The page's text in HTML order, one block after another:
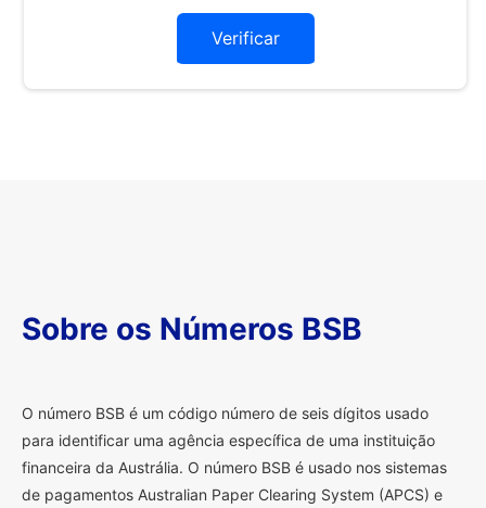
Verificar
Sobre os Números BSB
O número BSB é um código número de seis dígitos usado
para identificar uma agência específica de uma instituição
financeira da Austrália. O número BSB é usado nos sistemas
de pagamentos Australian Paper Clearing System (APCS) e